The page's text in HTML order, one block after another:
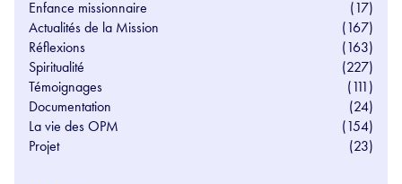
Enfance missionnaire
(17)
Actualités de la Mission
(167)
Réflexions
(163)
Spiritualité
(227)
Témoignages
(111)
Documentation
(24)
La vie des OPM
(154)
Projet
(23)